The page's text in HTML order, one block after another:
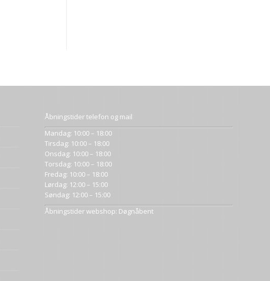
Åbningstider telefon og mail
Mandag: 10:00 – 18:00
Tirsdag: 10:00 – 18:00
Onsdag: 10:00 – 18:00
Torsdag: 10:00 – 18:00
Fredag: 10:00 – 18:00
Lørdag: 12:00 – 15:00
Søndag: 12:00 – 15:00
Åbningstider webshop: Døgnåbent